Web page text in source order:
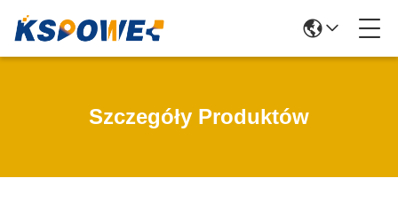
Szczegóły Produktów